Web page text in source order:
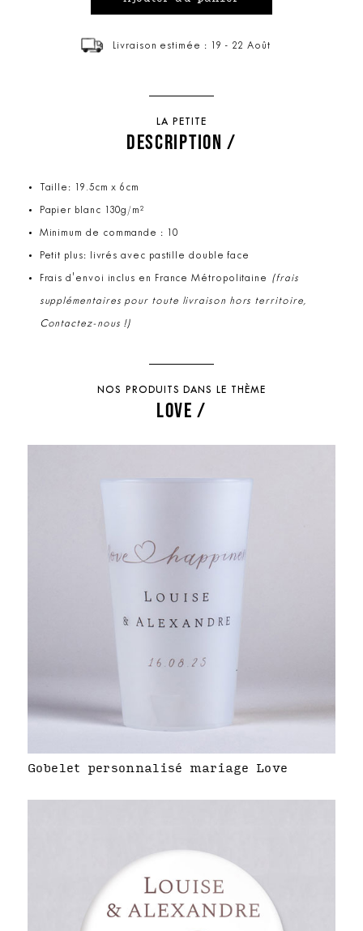
Livraison estimée : 19 - 22 Août
LA PETITE
DESCRIPTION /
Taille: 19.5cm x 6cm
Papier blanc 130g/m²
Minimum de commande : 10
Petit plus: livrés avec pastille double face
Frais d'envoi inclus en France Métropolitaine (frais
supplémentaires pour toute livraison hors territoire,
Contactez-nous !)
NOS PRODUITS DANS LE THÈME
LOVE /
Gobelet personnalisé mariage Love